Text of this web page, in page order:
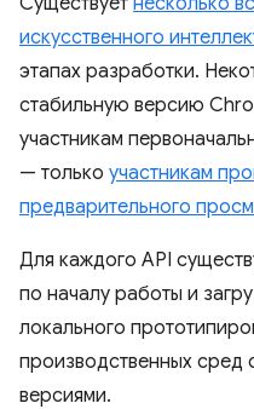
искусственного
этапах разработки.
стабильную версию
участникам
— только участникам
предварительного
Для каждого API
по началу работы и
локального
производственных
версиями.